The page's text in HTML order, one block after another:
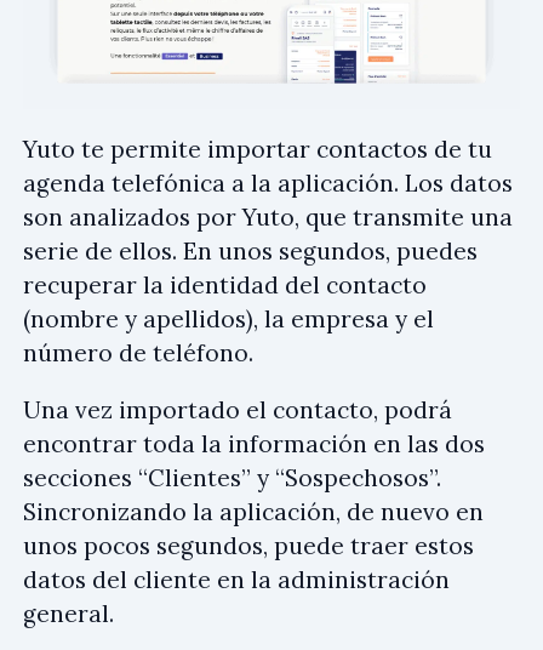
Yuto te permite importar contactos de tu
agenda telefónica a la aplicación. Los datos
son analizados por Yuto, que transmite una
serie de ellos. En unos segundos, puedes
recuperar la identidad del contacto
(nombre y apellidos), la empresa y el
número de teléfono.
Una vez importado el contacto, podrá
encontrar toda la información en las dos
secciones “Clientes” y “Sospechosos”.
Sincronizando la aplicación, de nuevo en
unos pocos segundos, puede traer estos
datos del cliente en la administración
general.